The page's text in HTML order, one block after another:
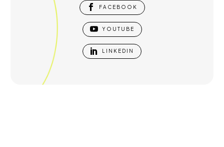
 FACEBOOK
 YOUTUBE
 LINKEDIN